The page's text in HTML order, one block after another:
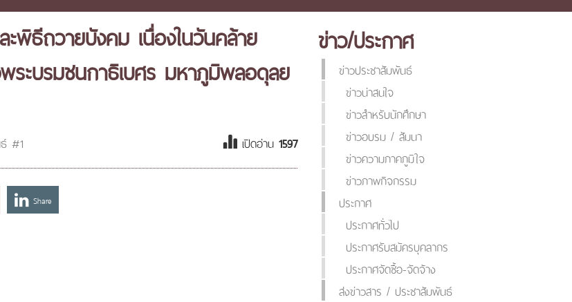
พิธีถวายบังคม เนื่องในวันคล้าย
ระบรมชนกาธิเบศร มหาภูมิพลอดุลย
#1 เปิดอ่าน 1597
Share
ข่าว/ประกาศ
ข่าวประชาสัมพันธ์
ข่าวน่าสนใจ
ข่าวสำหรับนักศึกษา
ข่าวอบรม / สัมนา
ข่าวความภาคภูมิใจ
ข่าวภาพกิจกรรม
ประกาศ
ประกาศทั่วไป
ประกาศรับสมัครบุคลากร
ประกาศจัดซื้อ-จัดจ้าง
ส่งข่าวสาร / ประชาสัมพันธ์